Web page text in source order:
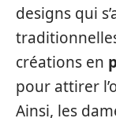
designs qui
créations en
pour attirer
Ainsi, les